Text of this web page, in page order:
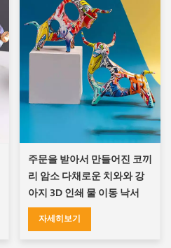
주문을 받아서 만들어진 코끼
리 암소 다채로운 치와와 강
아지 3D 인쇄 물 이동 낙서
자세히보기